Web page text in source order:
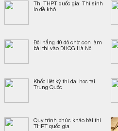
Thi THPT quốc gia: Thí sinh
lo đề khó
Đội nắng 40 độ chờ con làm
bài thi vào ĐHQG Hà Nội
Khốc liệt kỳ thi đại học tại
Trung Quốc
Quy trình phúc khảo bài thi
THPT quốc gia